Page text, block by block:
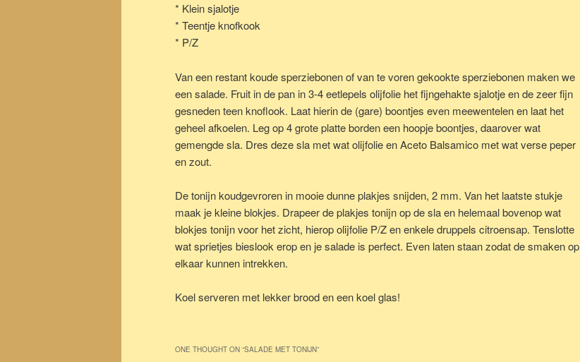
* Klein sjalotje
* Teentje knofkook
* P/Z
Van een restant koude sperziebonen of van te voren gekookte sperziebonen maken we
een salade. Fruit in de pan in 3-4 eetlepels olijfolie het fijngehakte sjalotje en de zeer fijn
gesneden teen knoflook. Laat hierin de (gare) boontjes even meewentelen en laat het
geheel afkoelen. Leg op 4 grote platte borden een hoopje boontjes, daarover wat
gemengde sla. Dres deze sla met wat olijfolie en Aceto Balsamico met wat verse peper
en zout.
De tonijn koudgevroren in mooie dunne plakjes snijden, 2 mm. Van het laatste stukje
maak je kleine blokjes. Drapeer de plakjes tonijn op de sla en helemaal bovenop wat
blokjes tonijn voor het zicht, hierop olijfolie P/Z en enkele druppels citroensap. Tenslotte
wat sprietjes bieslook erop en je salade is perfect. Even laten staan zodat de smaken op
elkaar kunnen intrekken.
Koel serveren met lekker brood en een koel glas!
ONE THOUGHT ON “SALADE MET TONIJN”